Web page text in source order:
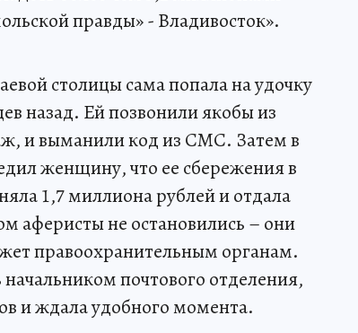
правды» - Владивосток».
столицы сама попала на удочку
назад. Ей позвонили якобы из
и выманили код из СМС. Затем в
женщину, что ее сбережения в
1,7 миллиона рублей и отдала
аферисты не остановились – они
правоохранительным органам.
почтового отделения,
и ждала удобного момента.